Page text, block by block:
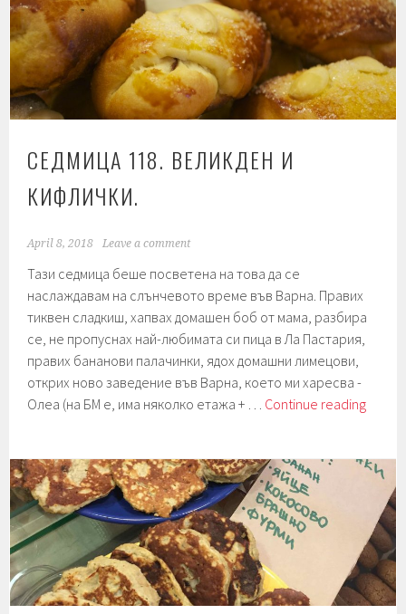
Пица
с
квас.
СЕДМИЦА 118. ВЕЛИКДЕН И
КИФЛИЧКИ.
April 8, 2018 Leave a comment
Тази седмица беше посветена на това да се
наслаждавам на слънчевото време във Варна. Правих
тиквен сладкиш, хапвах домашен боб от мама, разбира
се, не пропуснах най-любимата си пица в Ла Пастария,
правих бананови палачинки, ядох домашни лимецови,
открих ново заведение във Варна, което ми харесва -
Олеа (на БМ е, има няколко етажа + … Continue reading
и